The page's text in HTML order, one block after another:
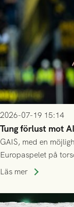
2026-07-19 15:14
Tung förlust mot
GAIS, med en
Europaspelet på
Stockholm . Men
lyckades få in 2-0.
Läs mer